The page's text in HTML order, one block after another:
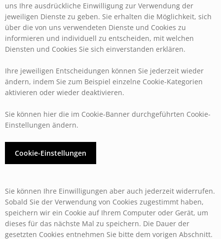
uns Ihre ausdrückliche Einwilligung zur Verwendung der
jeweiligen Dienste zu geben. Sie erhalten die Möglichkeit, sich
über die von uns verwendeten Dienste und Cookies zu
informieren und individuell zu entscheiden, mit welchen
Diensten und Cookies Sie sich einverstanden erklären.
Ihre jeweiligen Entscheidungen können Sie jederzeit wieder
ändern, indem Sie zum Beispiel einzelne Cookie-Kategorien
aktivieren oder wieder deaktivieren.
Sie können hier die im Cookie-Banner durchgeführten Cookie-
Einstellungen ändern.
Cookie-Einstellungen
Sie können Ihre Einwilligungen aber auch jederzeit widerrufen.
Sobald Sie der Verwendung von Cookies zugestimmt haben,
speichern wir ein Cookie auf Ihrem Computer oder Gerät, um
dieses für das nächste Mal zu speichern. Die Dauer der
gesetzten Cookies entnehmen Sie bitte dem vorigen Abschnitt.